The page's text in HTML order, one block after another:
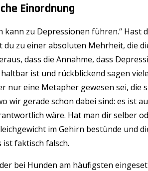
Einordnung
kann zu Depressionen führen.“ Hast
du zu einer absoluten Mehrheit, die
dass die Annahme, dass
ist und rückblickend sagen
nur eine Metapher gewesen sei, die
wir gerade schon dabei sind: es ist
wäre. Hat man dir selber
im Gehirn bestünde und
ist faktisch falsch.
bei Hunden am häufigsten